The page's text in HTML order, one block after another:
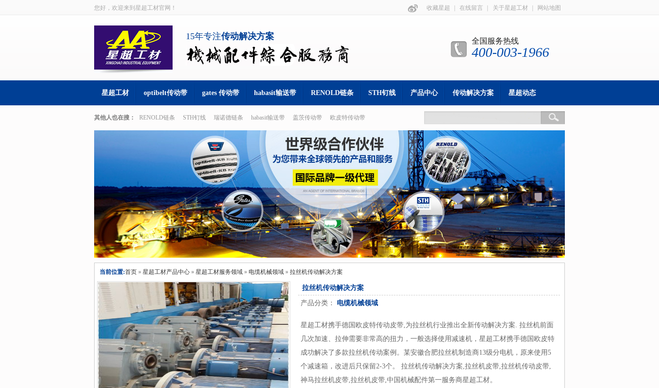
收藏星超 在线留言 关于星超工材 网站地图
您好，欢迎来到星超工材官网！
15年专注传动解决方案 全国服务热线
400-003-1966
星超工材 optibelt传动带 gates 传动带 habasit输送带 RENOLD链条 STH钉线 产品中心 传动解决方案 星超动态
其他人也在搜： RENOLD链条 STH钉线 瑞诺德链条 habasit输送带 盖茨传动带 欧皮特传动带
当前位置:首页 » 星超工材产品中心 » 星超工材服务领域 » 电缆机械领域 » 拉丝机传动解决方案
拉丝机传动解决方案
产品分类： 电缆机械领域
星超工材携手德国欧皮特传动皮带,为拉丝机行业推出全新传动解决方案. 拉丝机前面
几次加速、拉伸需要非常高的扭力，一般选择使用减速机，星超工材携手德国欧皮特
成功解决了多款拉丝机传动案例。某安徽合肥拉丝机制造商13级分电机，原来使用5
个减速箱，改进后只保留2-3个。 拉丝机传动解决方案,拉丝机皮带,拉丝机传动皮带,
神马拉丝机皮带,拉丝机皮带,中国机械配件第一服务商星超工材。